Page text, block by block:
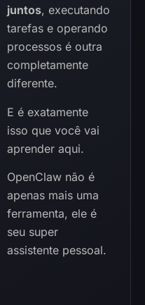
juntos, executando
tarefas e operando
processos é outra
completamente
diferente.
E é exatamente
isso que você vai
aprender aqui.
OpenClaw não é
apenas mais uma
ferramenta, ele é
seu super
assistente pessoal.